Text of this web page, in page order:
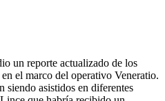
un reporte actualizado de los
el marco del operativo Veneratio.
siendo asistidos en diferentes